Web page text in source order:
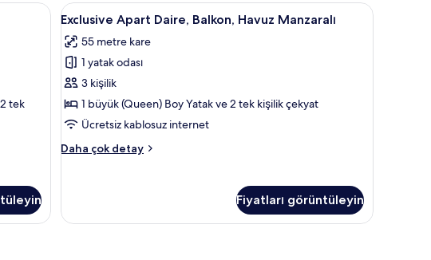
ütü/ütü masası, beşik/çocuk yatağı, portatif/ilave yatak
tek
Exclusive
Apart
Daire,
Balkon,
Havuz
Manzaralı
için
fotoğrafları
Exclusive Apart Daire, Balkon, Havuz
13
Exclusive Apart Daire, Balkon, Havuz Manzaralı
55 metre kare
1 yatak odası
3 kişilik
1 büyük (Queen) Boy Yatak ve 2 tek kişilik çekyat
Ücretsiz kablosuz internet
Daha çok detay
Exclusive
Manzaralı
Fiyatları görüntüleyin